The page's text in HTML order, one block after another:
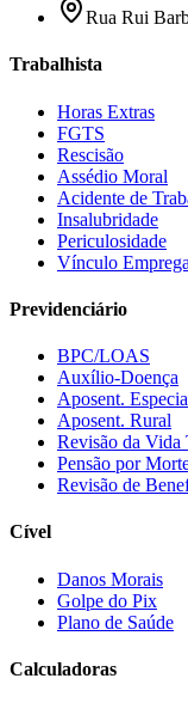
Rua Rui
Trabalhista
Horas Extras
FGTS
Rescisão
Assédio Moral
Acidente de
Insalubridade
Periculosidade
Vínculo
Previdenciário
BPC/LOAS
Auxílio-Doença
Aposent.
Aposent. Rural
Revisão da Vida
Pensão por
Revisão de
Cível
Danos Morais
Golpe do Pix
Plano de Saúde
Calculadoras